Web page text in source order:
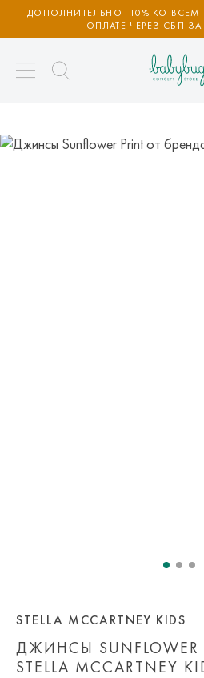
ДОПОЛНИТЕЛЬНО -10% КО ВСЕМ
ОПЛАТЕ ЧЕРЕЗ СБП
ДЖИНСЫ SUNFLOWER
STELLA MCCARTNEY
STELLA MCCARTNEY KIDS